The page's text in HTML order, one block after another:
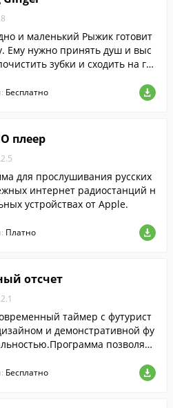
и маленький Рыжик готовит
Ему нужно принять душ и выс
зубки и сходить на го
Бесплатно
плеер
для прослушивания русских
интернет радиостанций н
устройствах от Apple.
Платно
отсчет
таймер с футурист
и демонстративной фу
позволяет
когда таймер закончит раб
Бесплатно